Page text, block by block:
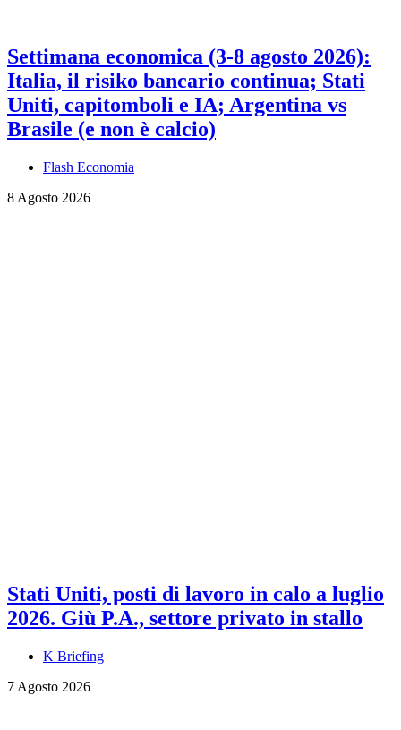
Settimana economica (3-8 agosto 2026):
Italia, il risiko bancario continua; Stati
Uniti, capitomboli e IA; Argentina vs
Brasile (e non è calcio)
Flash Economia
8 Agosto 2026
Stati Uniti, posti di lavoro in calo a luglio
2026. Giù P.A., settore privato in stallo
K Briefing
7 Agosto 2026